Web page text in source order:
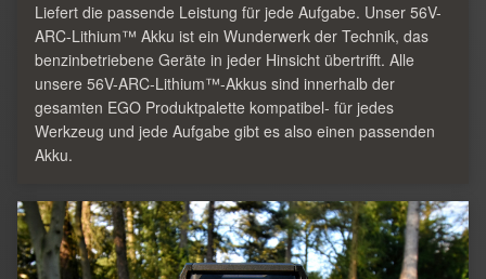
Liefert die passende Leistung für jede Aufgabe. Unser 56V-
ARC-Lithium™ Akku ist ein Wunderwerk der Technik, das
benzinbetriebene Geräte in jeder Hinsicht übertrifft. Alle
unsere 56V-ARC-Lithium™-Akkus sind innerhalb der
gesamten EGO Produktpalette kompatibel- für jedes
Werkzeug und jede Aufgabe gibt es also einen passenden
Akku.